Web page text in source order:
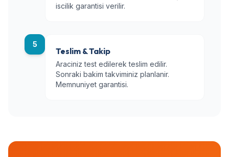
iscilik garantisi verilir.
5
Teslim & Takip
Araciniz test edilerek teslim edilir.
Sonraki bakim takviminiz planlanir.
Memnuniyet garantisi.